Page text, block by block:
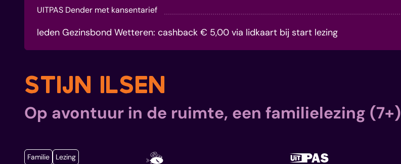
UITPAS Dender met kansentarief
leden Gezinsbond Wetteren: cashback € 5,00 via lidkaart bij start lezing
STIJN ILSEN
Op avontuur in de ruimte, een familielezing (7+)
Categorieën
Familie Lezing Samen met kinderen eropuit!